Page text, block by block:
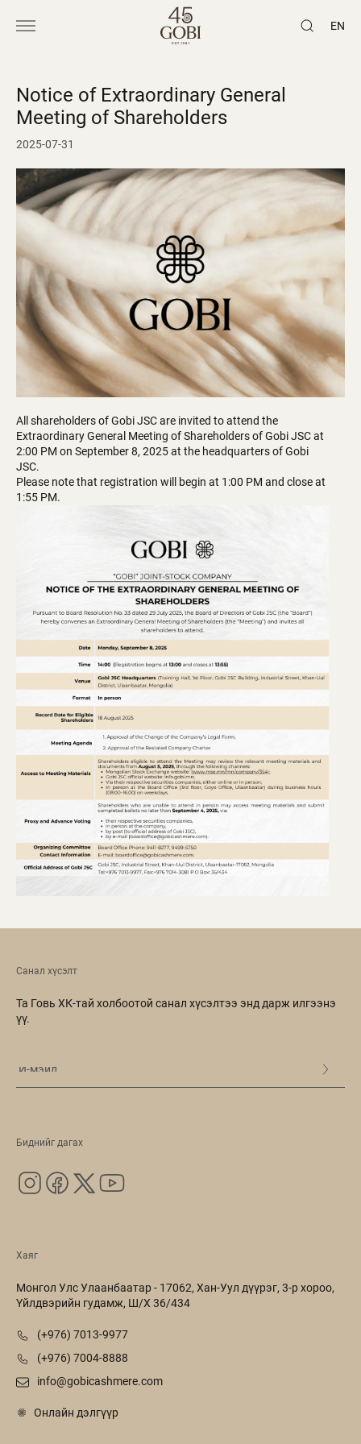
EN
Notice of Extraordinary General
Meeting of Shareholders
2025-07-31
All shareholders of Gobi JSC are invited to attend the
Extraordinary General Meeting of Shareholders of Gobi JSC at
2:00 PM on September 8, 2025 at the headquarters of Gobi
JSC.
Please note that registration will begin at 1:00 PM and close at
1:55 PM.
Хаяг
Монгол Улс Улаанбаатар - 17062, Хан-Уул дүүрэг, 3-р хороо,
Үйлдвэрийн гудамж, Ш/Х 36/434
(+976) 7013-9977
(+976) 7004-8888
info@gobicashmere.com
Онлайн дэлгүүр
Санал хүсэлт
Та Говь ХК-тай холбоотой санал хүсэлтээ энд дарж илгээнэ
үү.
Биднийг дагах